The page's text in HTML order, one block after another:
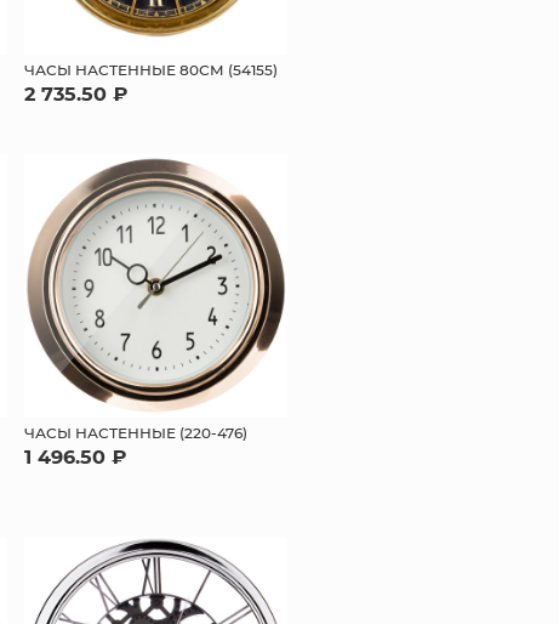
ЧАСЫ НАСТЕННЫЕ 80СМ (54155)
2 735.50 ₽
ЧАСЫ НАСТЕННЫЕ (220-476)
1 496.50 ₽